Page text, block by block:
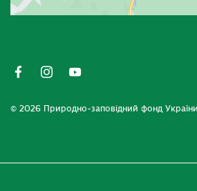
© 2026 Природно-заповідний фонд України